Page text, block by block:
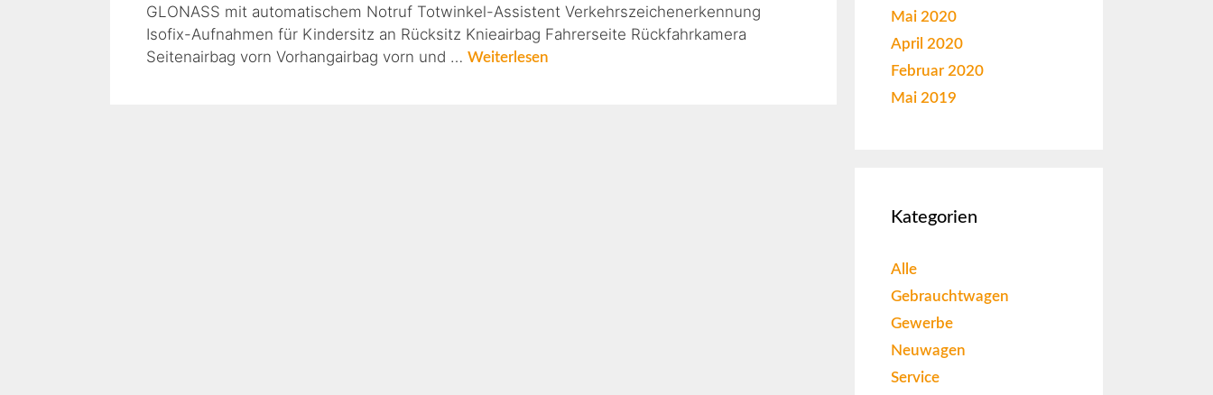
GLONASS mit automatischem Notruf Totwinkel-Assistent Verkehrszeichenerkennung
Isofix-Aufnahmen für Kindersitz an Rücksitz Knieairbag Fahrerseite Rückfahrkamera
Seitenairbag vorn Vorhangairbag vorn und … Weiterlesen
Mai 2020
April 2020
Februar 2020
Mai 2019
Kategorien
Alle
Gebrauchtwagen
Gewerbe
Neuwagen
Service